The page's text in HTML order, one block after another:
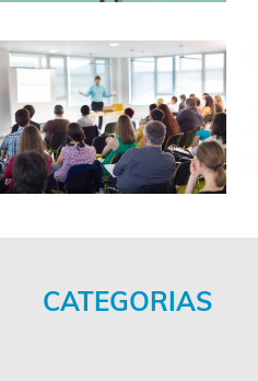
CATEGORIAS